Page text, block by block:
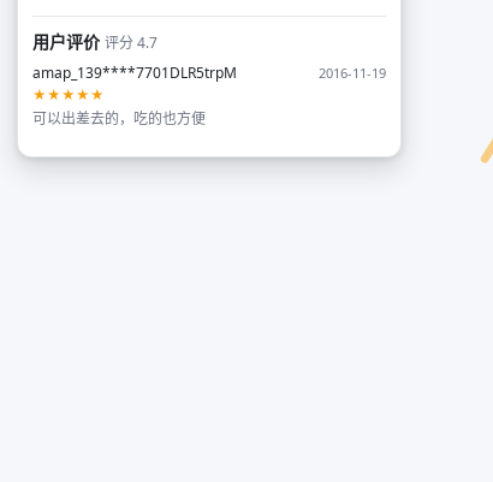
用户评价评分 4.7
amap_139****7701DLR5trpM
2016-11-19
★★★★★
可以出差去的，吃的也方便